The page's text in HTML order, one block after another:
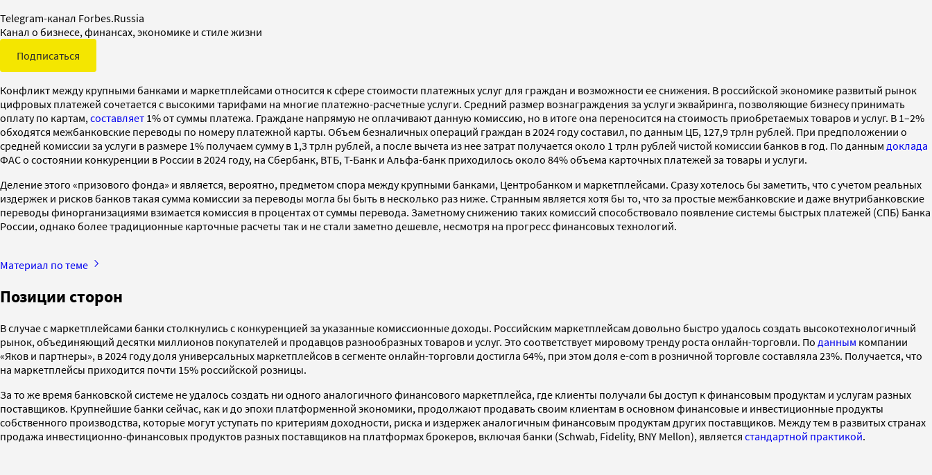
Telegram-канал Forbes.Russia
Канал о бизнесе, финансах, экономике и стиле жизни
Подписаться
Конфликт между крупными банками и маркетплейсами относится к сфере стоимости платежных услуг для граждан и возможности ее снижения. В российской экономике развитый рынок
цифровых платежей сочетается с высокими тарифами на многие платежно-расчетные услуги. Средний размер вознаграждения за услуги эквайринга, позволяющие бизнесу принимать
оплату по картам, составляет 1% от суммы платежа. Граждане напрямую не оплачивают данную комиссию, но в итоге она переносится на стоимость приобретаемых товаров и услуг. В 1–2%
обходятся межбанковские переводы по номеру платежной карты. Объем безналичных операций граждан в 2024 году составил, по данным ЦБ, 127,9 трлн рублей. При предположении о
средней комиссии за услуги в размере 1% получаем сумму в 1,3 трлн рублей, а после вычета из нее затрат получается около 1 трлн рублей чистой комиссии банков в год. По данным доклада
ФАС о состоянии конкуренции в России в 2024 году, на Сбербанк, ВТБ, Т-Банк и Альфа-банк приходилось около 84% объема карточных платежей за товары и услуги.
Деление этого «призового фонда» и является, вероятно, предметом спора между крупными банками, Центробанком и маркетплейсами. Сразу хотелось бы заметить, что с учетом реальных
издержек и рисков банков такая сумма комиссии за переводы могла бы быть в несколько раз ниже. Странным является хотя бы то, что за простые межбанковские и даже внутрибанковские
переводы финорганизациями взимается комиссия в процентах от суммы перевода. Заметному снижению таких комиссий способствовало появление системы быстрых платежей (СПБ) Банка
России, однако более традиционные карточные расчеты так и не стали заметно дешевле, несмотря на прогресс финансовых технологий.
Материал по теме
Позиции сторон
В случае с маркетплейсами банки столкнулись с конкуренцией за указанные комиссионные доходы. Российским маркетплейсам довольно быстро удалось создать высокотехнологичный
рынок, объединяющий десятки миллионов покупателей и продавцов разнообразных товаров и услуг. Это соответствует мировому тренду роста онлайн-торговли. По данным компании
«Яков и партнеры», в 2024 году доля универсальных маркетплейсов в сегменте онлайн-торговли достигла 64%, при этом доля e-com в розничной торговле составляла 23%. Получается, что
на маркетплейсы приходится почти 15% российской розницы.
За то же время банковской системе не удалось создать ни одного аналогичного финансового маркетплейса, где клиенты получали бы доступ к финансовым продуктам и услугам разных
поставщиков. Крупнейшие банки сейчас, как и до эпохи платформенной экономики, продолжают продавать своим клиентам в основном финансовые и инвестиционные продукты
собственного производства, которые могут уступать по критериям доходности, риска и издержек аналогичным финансовым продуктам других поставщиков. Между тем в развитых странах
продажа инвестиционно-финансовых продуктов разных поставщиков на платформах брокеров, включая банки (Schwab, Fidelity, BNY Mellon), является стандартной практикой.